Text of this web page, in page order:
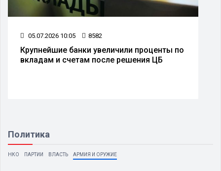
05.07.2026 10:05 8582
Крупнейшие банки увеличили проценты по
вкладам и счетам после решения ЦБ
Политика
НКО ПАРТИИ ВЛАСТЬ АРМИЯ И ОРУЖИЕ